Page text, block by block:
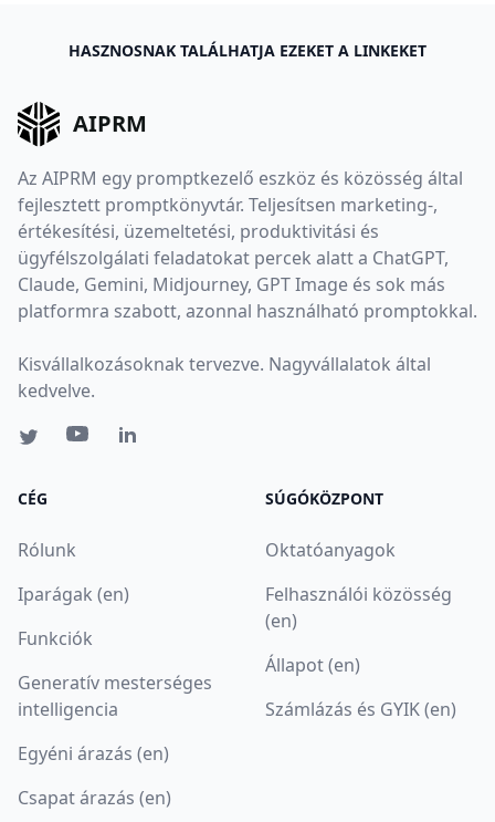
HASZNOSNAK TALÁLHATJA EZEKET A LINKEKET
AIPRM
Az AIPRM egy promptkezelő eszköz és közösség által
fejlesztett promptkönyvtár. Teljesítsen marketing-,
értékesítési, üzemeltetési, produktivitási és
ügyfélszolgálati feladatokat percek alatt a ChatGPT,
Claude, Gemini, Midjourney, GPT Image és sok más
platformra szabott, azonnal használható promptokkal.
Kisvállalkozásoknak tervezve. Nagyvállalatok által
kedvelve.
CÉG
Rólunk
Iparágak (en)
Funkciók
Generatív mesterséges
intelligencia
Egyéni árazás (en)
Csapat árazás (en)
SÚGÓKÖZPONT
Oktatóanyagok
Felhasználói közösség
(en)
Állapot (en)
Számlázás és GYIK (en)